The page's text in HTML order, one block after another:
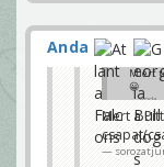
Anda
Miért
😀
Anda
Mert a